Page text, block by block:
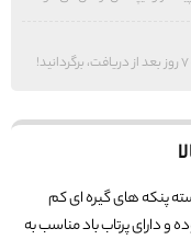
داخل با توان 13 وات در دسته پنکه های گیره ای کم
و دارای پرتاب باد مناسب به